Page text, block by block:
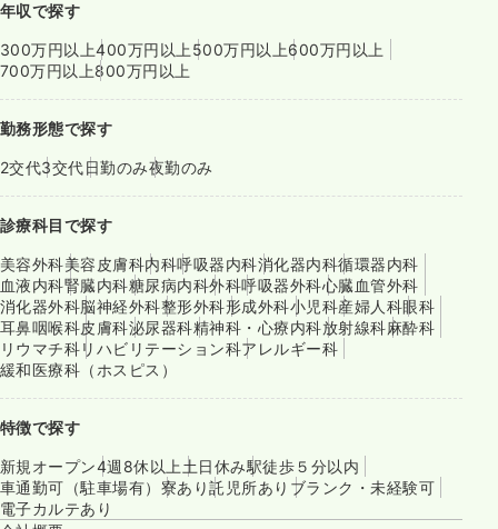
年収で探す
300万円以上400万円以上 500万円以上600万円以上
700万円以上800万円以上
勤務形態で探す
2交代3交代日勤のみ夜勤のみ
診療科目で探す
美容外科美容皮膚科内科呼吸器内科消化器内科循環器内科
血液内科腎臓内科糖尿病内科外科呼吸器外科心臓血管外科
消化器外科脳神経外科整形外科形成外科小児科産婦人科眼科
耳鼻咽喉科皮膚科泌尿器科精神科・心療内科放射線科麻酔科
リウマチ科リハビリテーション科アレルギー科
緩和医療科（ホスピス）
特徴で探す
新規オープン4週8休以上 土日休み駅徒歩５分以内
車通勤可（駐車場有） 寮あり託児所あり ブランク・未経験可
電子カルテあり